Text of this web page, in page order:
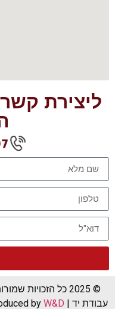
ליצירת קשר
© 2025 כל
עבודת יד | Designed and produced by W&D